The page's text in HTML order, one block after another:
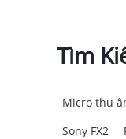
Tìm
Micro thu
Sony FX2